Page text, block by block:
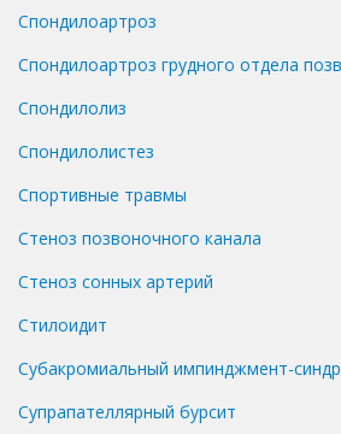
Спондилоартроз
Спондилоартроз грудного отдела
Спондилолиз
Спондилолистез
Спортивные травмы
Стеноз позвоночного канала
Стеноз сонных артерий
Стилоидит
Субакромиальный импинджмент-
Супрапателлярный бурсит